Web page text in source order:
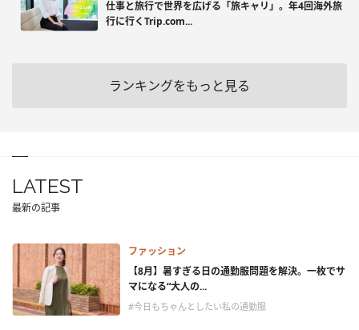
仕事と旅行で世界を広げる「旅キャリ」。年4回海外旅
行に行くTrip.com...
ランキングをもっと見る
LATEST
最新の記事
ファッション
【8月】暑すぎる日の通勤服問題を解決。一枚でサ
マになる“大人の...
#今日もちゃんとしたい私の通勤服